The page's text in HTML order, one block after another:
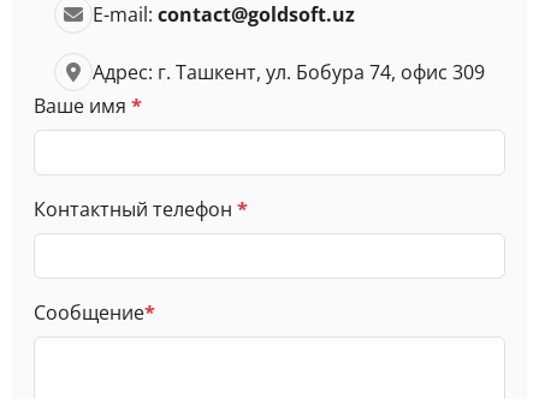
E-mail: contact@goldsoft.uz
Адрес: г. Ташкент, ул. Бобура 74, офис 309
Ваше имя *
Контактный телефон *
Сообщение*